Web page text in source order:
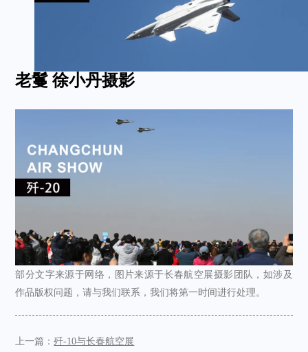
老鬘 徐小丹摄影
部分文字来源于网络，图片来源于长春航空展摄影团队，如涉及
作品版权问题，请与我们联系，我们将第一时间进行处理。
上一篇：歼-10与长春航空展